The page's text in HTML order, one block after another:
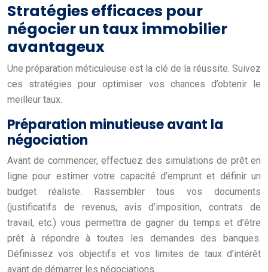
Stratégies efficaces pour
négocier un taux immobilier
avantageux
Une préparation méticuleuse est la clé de la réussite. Suivez
ces stratégies pour optimiser vos chances d’obtenir le
meilleur taux.
Préparation minutieuse avant la
négociation
Avant de commencer, effectuez des simulations de prêt en
ligne pour estimer votre capacité d’emprunt et définir un
budget réaliste. Rassembler tous vos documents
(justificatifs de revenus, avis d’imposition, contrats de
travail, etc.) vous permettra de gagner du temps et d’être
prêt à répondre à toutes les demandes des banques.
Définissez vos objectifs et vos limites de taux d’intérêt
avant de démarrer les négociations.